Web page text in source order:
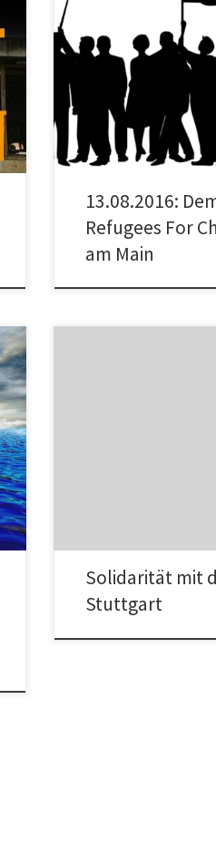
Samstag 13.08.2016 | 14
selbstorganisierte
Change“ veranstaltet am
Demonstration […]
13.08.2016:
Refugees For
am Main
Solidarität mit
Stuttgart